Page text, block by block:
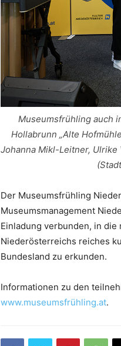
Museumsfrühling auch
Hollabrunn „Alte
Johanna Mikl-Leitner, Ulrike
Der Museumsfrühling
Museumsmanagement
Einladung verbunden, in
Niederösterreichs reiches
Bundesland zu erkunden.
Informationen zu den
www.museumsfrühling.at.